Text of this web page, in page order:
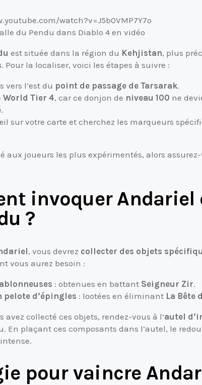
watch?v=J5b0VMP7Y7o
du Pendu dans Diablo 4 en vidéo
est située dans la région du Kehjistan, plus
. Pour la localiser, voici les étapes à suivre :
vers l’est du point de passage de Tarsarak.
World Tier 4, car ce donjon de niveau 100 ne
sur votre carte et cherchez les marqueurs
aux joueurs les plus expérimentés, alors
invoquer Andariel
?
, vous devrez collecter des objets
vous aurez besoin :
: obtenues en battant Seigneur Zir.
pelote d’épingles : lootées en éliminant La Bête
avez collecté ces objets, rendez-vous à l’autel
En plaçant ces composants dans l’autel, le
pour vaincre